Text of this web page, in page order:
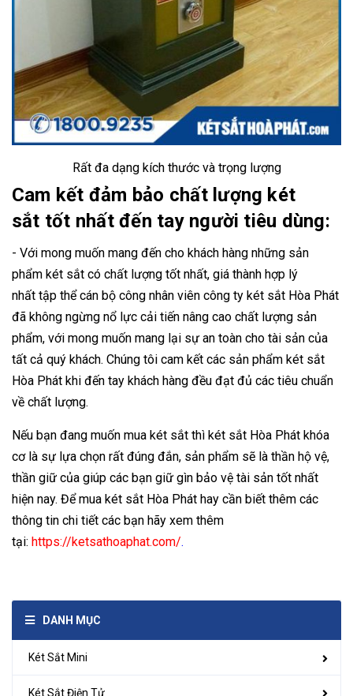
Rất đa dạng kích thước và trọng lượng
Cam kết đảm bảo chất lượng két
sắt tốt nhất đến tay người tiêu dùng:
- Với mong muốn mang đến cho khách hàng những sản
phẩm két sắt có chất lượng tốt nhất, giá thành hợp lý
nhất tập thể cán bộ công nhân viên công ty két sắt Hòa Phát
đã không ngừng nổ lực cải tiến nâng cao chất lượng sản
phẩm, với mong muốn mang lại sự an toàn cho tài sản của
tất cả quý khách. Chúng tôi cam kết các sản phẩm két sắt
Hòa Phát khi đến tay khách hàng đều đạt đủ các tiêu chuẩn
về chất lượng.
Nếu bạn đang muốn mua két sắt thì két sắt Hòa Phát khóa
cơ là sự lựa chọn rất đúng đắn, sản phẩm sẽ là thần hộ vệ,
thần giữ của giúp các bạn giữ gìn bảo vệ tài sản tốt nhất
hiện nay. Để mua két sắt Hòa Phát hay cần biết thêm các
thông tin chi tiết các bạn hãy xem thêm
tại: https://ketsathoaphat.com/.
DANH MỤC
Két Sắt Mini
Két Sắt Điện Tử